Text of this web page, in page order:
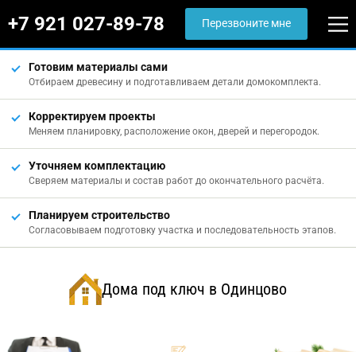
+7 921 027-89-78 Перезвоните мне
Готовим материалы сами
Отбираем древесину и подготавливаем детали домокомплекта.
Корректируем проекты
Меняем планировку, расположение окон, дверей и перегородок.
Уточняем комплектацию
Сверяем материалы и состав работ до окончательного расчёта.
Планируем строительство
Согласовываем подготовку участка и последовательность этапов.
Дома под ключ в Одинцово